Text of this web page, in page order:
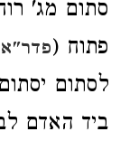
סתום מג'
פתוח (
לסתום
ביד האדם